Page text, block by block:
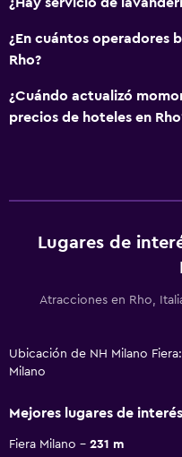
¿En cuántos operadores
Rho?
¿Cuándo actualizó
precios de hoteles en
Lugares de
Atracciones en Rho,
Ubicación de NH Milano
Milano
Mejores lugares de interés
Fiera Milano
231 m